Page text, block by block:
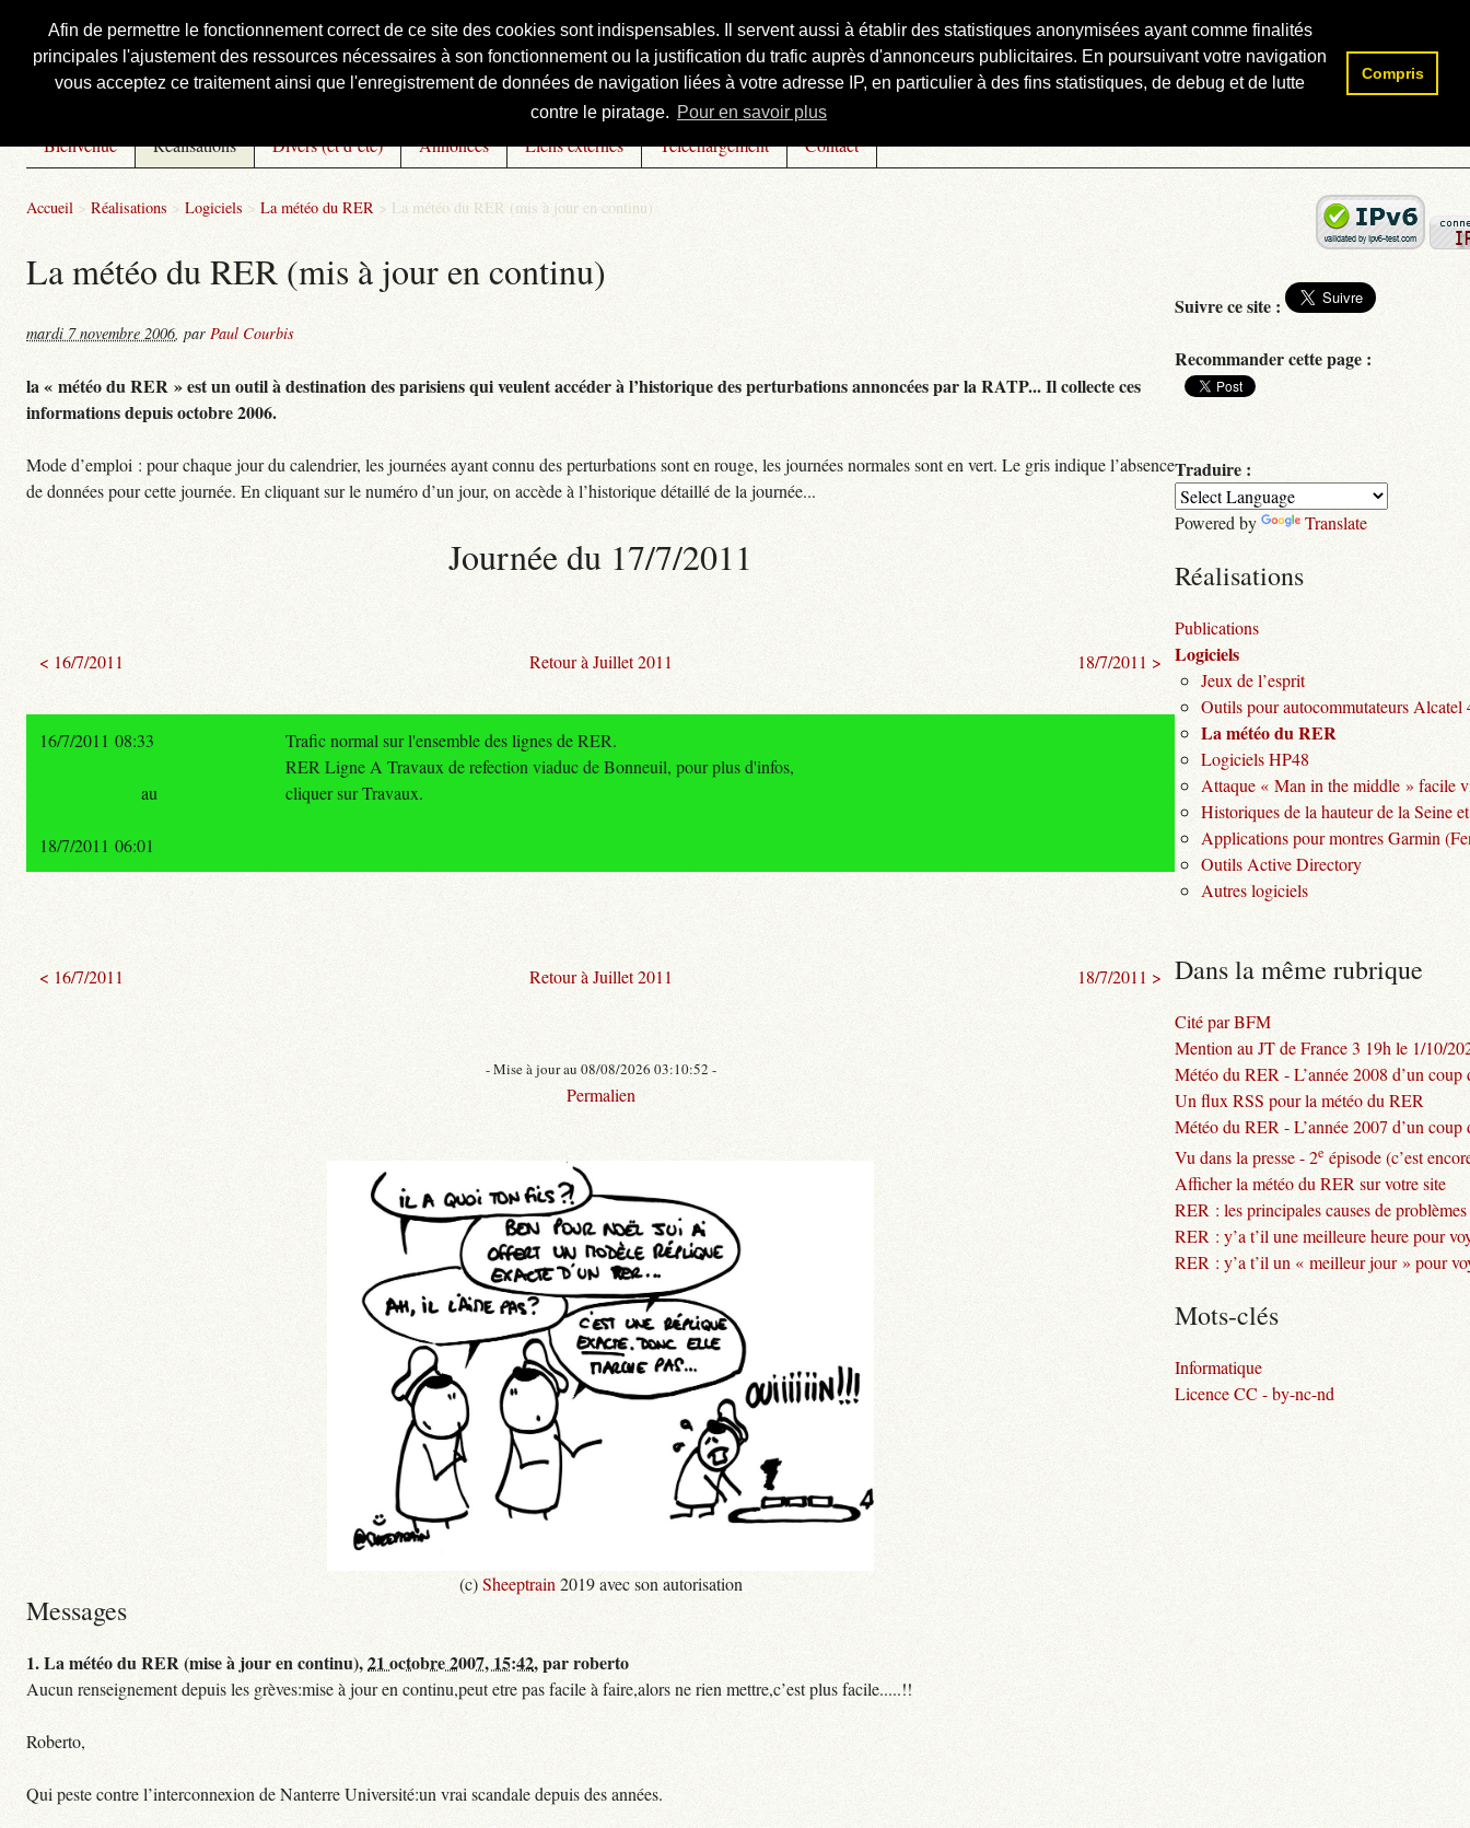
Afin de permettre le fonctionnement correct de ce site des cookies sont indispensables. Il servent aussi à établir des statistiques anonymisées ayant comme finalités
principales l'ajustement des ressources nécessaires à son fonctionnement ou la justification du trafic auprès d'annonceurs publicitaires. En poursuivant votre navigation
vous acceptez ce traitement ainsi que l'enregistrement de données de navigation liées à votre adresse IP, en particulier à des fins statistiques, de debug et de lutte
contre le piratage. Pour en savoir plus
Compris
Courbis, « LE » Blog Officiel
Bienvenue Réalisations Divers (et d’été) Annonces Liens externes Téléchargement Contact
Accueil > Réalisations > Logiciels > La météo du RER > La météo du RER (mis à jour en continu)
La météo du RER (mis à jour en continu)
mardi 7 novembre 2006, par Paul Courbis
la « météo du RER » est un outil à destination des parisiens qui veulent accéder à l’historique des perturbations annoncées par la RATP... Il collecte ces
informations depuis octobre 2006.
Mode d’emploi : pour chaque jour du calendrier, les journées ayant connu des perturbations sont en rouge, les journées normales sont en vert. Le gris indique l’absence
de données pour cette journée. En cliquant sur le numéro d’un jour, on accède à l’historique détaillé de la journée...
Journée du 17/7/2011
< 16/7/2011 Retour à Juillet 2011 18/7/2011 >
16/7/2011 08:33
Trafic normal sur l'ensemble des lignes de RER.
RER Ligne A Travaux de refection viaduc de Bonneuil, pour plus d'infos,
cliquer sur Travaux.
au
18/7/2011 06:01
< 16/7/2011 Retour à Juillet 2011 18/7/2011 >
- Mise à jour au 08/08/2026 03:10:52 -
Permalien
(c)Sheeptrain 2019 avec son autorisation
Messages
1.La météo du RER (mise à jour en continu),21 octobre 2007, 15:42,parroberto
Aucun renseignement depuis les grèves:mise à jour en continu,peut etre pas facile à faire,alors ne rien mettre,c’est plus facile.....!!
Roberto,
Qui peste contre l’interconnexion de Nanterre Université:un vrai scandale depuis des années.
Rechercher :
Suivre ce site :
Recommander cette page :
Traduire :
Powered by Translate
Réalisations
Publications
Logiciels
Jeux de l’esprit
Outils pour autocommutateurs Alcatel
La météo du RER
Logiciels HP48
Attaque « Man in the middle » facile
Historiques de la hauteur de la Seine
Applications pour montres Garmin
Outils Active Directory
Autres logiciels
Dans la même rubrique
Cité par BFM
Mention au JT de France 3 19h le 1/10/
Météo du RER - L’année 2008 d’un coup
Un flux RSS pour la météo du RER
Météo du RER - L’année 2007 d’un coup
Vu dans la presse - 2e épisode (c’est
Afficher la météo du RER sur votre site
RER : les principales causes de problèmes
RER : y’a t’il une meilleure heure pour
RER : y’a t’il un « meilleur jour » pour
Mots-clés
Informatique
Licence CC - by-nc-nd